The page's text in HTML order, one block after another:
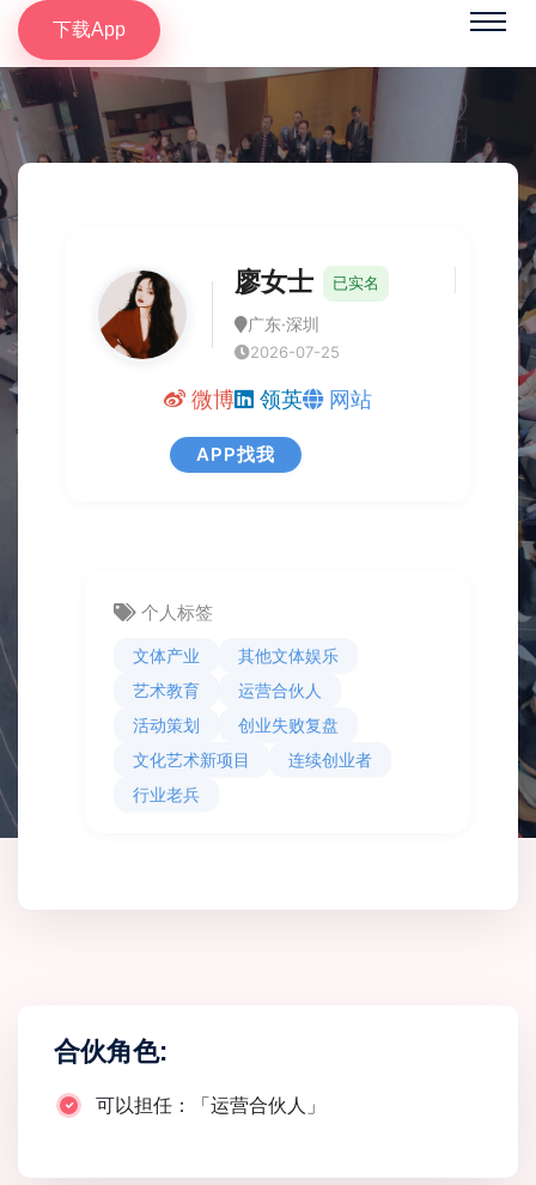
下载App
廖女士 已实名
广东·深圳
2026-07-25
微博 领英 网站
APP找我
个人标签
文体产业
其他文体娱乐
艺术教育
运营合伙人
活动策划
创业失败复盘
文化艺术新项目
连续创业者
行业老兵
合伙角色:
可以担任：「运营合伙人」